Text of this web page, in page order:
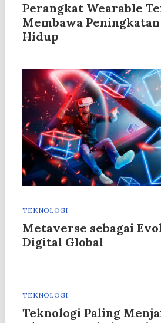
Perangkat Wearable
Membawa
Hidup
TEKNOLOGI
Metaverse sebagai
Digital Global
TEKNOLOGI
Teknologi Paling